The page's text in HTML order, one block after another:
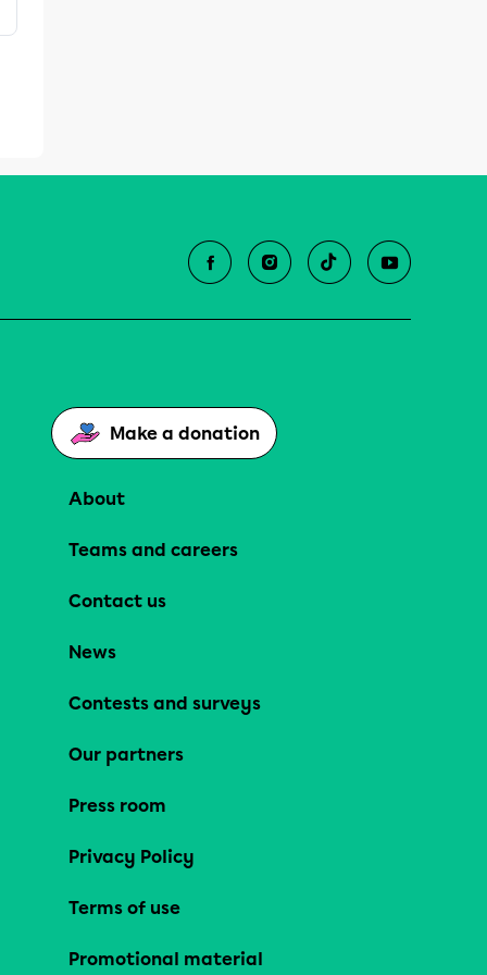
Make a donation
About
Teams and careers
Contact us
News
Contests and surveys
Our partners
Press room
Privacy Policy
Terms of use
Promotional material